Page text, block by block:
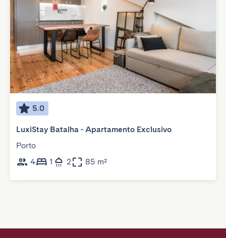
5.0
LuxiStay Batalha - Apartamento Exclusivo
Porto
4
1 2 85 m²